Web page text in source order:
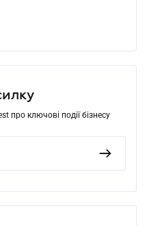
про ключові події бізнесу